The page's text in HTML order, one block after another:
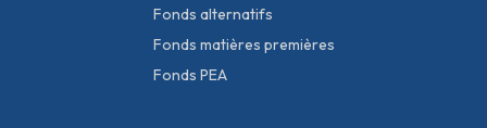
Fonds alternatifs
Fonds matières premières
Fonds PEA